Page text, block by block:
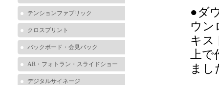
●ダ
ウン
キス
上
ま
テンションファブリック
クロスプリント
バックボード・会見バック
AR・フォトラン・スライドショー
デジタルサイネージ